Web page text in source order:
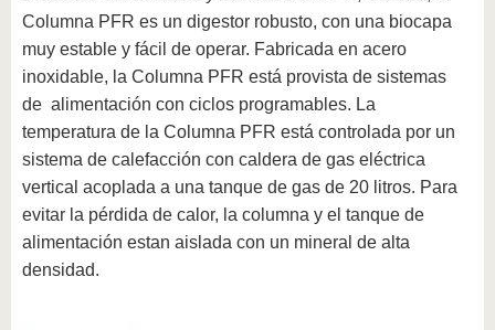
Columna PFR es un digestor robusto, con una biocapa
muy estable y fácil de operar. Fabricada en acero
inoxidable, la Columna PFR está provista de sistemas
de alimentación con ciclos programables. La
temperatura de la Columna PFR está controlada por un
sistema de calefacción con caldera de gas eléctrica
vertical acoplada a una tanque de gas de 20 litros. Para
evitar la pérdida de calor, la columna y el tanque de
alimentación estan aislada con un mineral de alta
densidad.